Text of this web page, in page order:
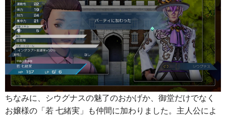
ちなみに、シウグナスの魅了のおかげか、御堂だけでなく
お嬢様の「若 七緒実」も仲間に加わりました。主人公によ